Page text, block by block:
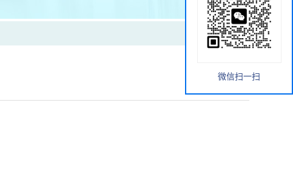
微信扫一扫